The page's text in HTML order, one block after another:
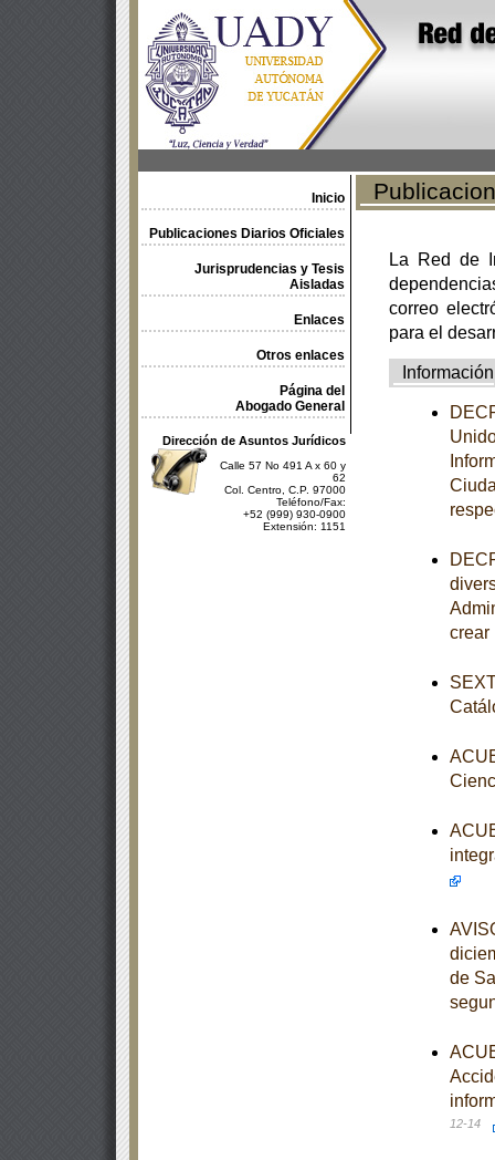
Inicio
Publicaciones Diarios Oficiales
Jurisprudencias y Tesis
Aisladas
Enlaces
Otros enlaces
Página del
Abogado General
Dirección de Asuntos Jurídicos
Calle 57 No 491 A x 60 y
62
Col. Centro, C.P. 97000
Teléfono/Fax:
+52 (999) 930-0900
Extensión: 1151
La Red de
correo
para el
Información
crear
de
12-14